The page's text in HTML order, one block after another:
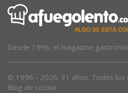
Desde 1996, el magazine
© 1996 - 2026. 31 años. Todos
Blog de cocina